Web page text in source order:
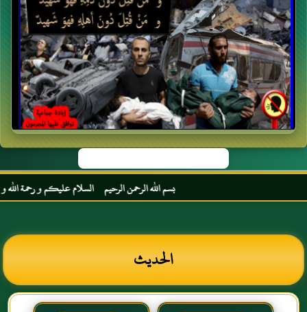
بسم الله الرحمن الرحيم السلام عليكم و رحمة الله و
الحديث